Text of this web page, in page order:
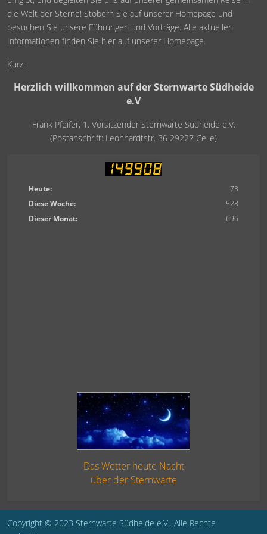
die Welt der Sterne! Stöbern Sie auf unserer Homepage und
besuchen Sie unsere Führungen und Vorträge. Alle aktuellen
Informationen finden Sie hier auf unserer Homepage.
Kurz:
Herzlich willkommen auf der Sternwarte Südheide
e.V
Frank Pfeifer, 1. Vorsitzender Sternwarte Südheide e.V.
(Postanschrift: Leonhardtstr. 36 29227 Celle)
Heute:
73
Diese Woche:
528
Dieser Monat:
696
Das Wetter heute Nacht
über der Sternwarte
Copyright © 2023 Sternwarte Südheide e.V.. Alle Rechte